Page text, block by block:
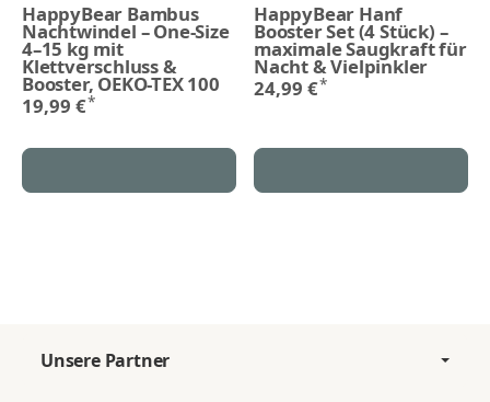
HappyBear Bambus
Nachtwindel – One-Size
4–15 kg mit
Klettverschluss &
Booster, OEKO-TEX 100
19,99 €*
HappyBear Hanf
Booster Set (4 Stück) –
maximale Saugkraft für
Nacht & Vielpinkler
24,99 €*
Unsere Partner